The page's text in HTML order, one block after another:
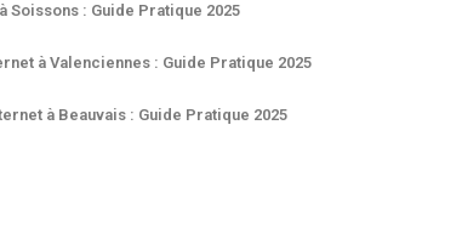
Soissons : Guide Pratique 2025
à Valenciennes : Guide Pratique 2025
à Beauvais : Guide Pratique 2025